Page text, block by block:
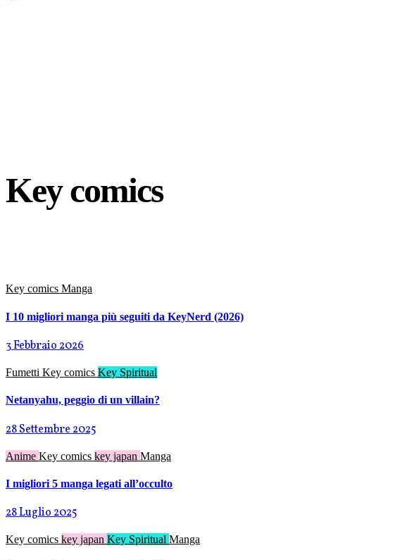
Key comics
Key comics Manga
I 10 migliori manga più seguiti da KeyNerd (2026)
3 Febbraio 2026
Fumetti Key comics Key Spiritual
Netanyahu, peggio di un villain?
28 Settembre 2025
Anime Key comics key japan Manga
I migliori 5 manga legati all’occulto
28 Luglio 2025
Key comics key japan Key Spiritual Manga